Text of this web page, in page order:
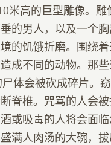
米高的巨型雕像。
的男人，以及一个
的饥饿折磨。围绕
成不同的动物。那
体会被砍成碎片。
脊椎。咒骂的人会
或吸毒的人将会面
满人肉汤的大碗，